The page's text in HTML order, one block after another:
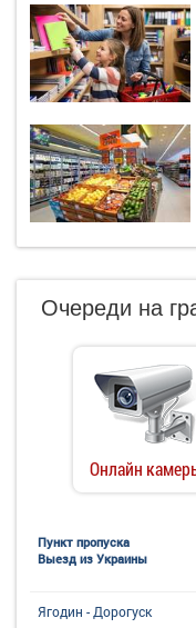
Очереди на
Онлайн
Пункт пропуска
Выезд из Украины
Ягодин - Дорогуск